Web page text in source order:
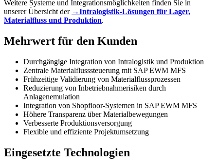
Weitere Systeme und Integrationsmöglichkeiten finden Sie in
unserer Übersicht der →Intralogistik-Lösungen für Lager,
Materialfluss und Produktion.
Mehrwert für den Kunden
Durchgängige Integration von Intralogistik und Produktion
Zentrale Materialflusssteuerung mit SAP EWM MFS
Frühzeitige Validierung von Materialflussprozessen
Reduzierung von Inbetriebnahmerisiken durch
Anlagenemulation
Integration von Shopfloor-Systemen in SAP EWM MFS
Höhere Transparenz über Materialbewegungen
Verbesserte Produktionsversorgung
Flexible und effiziente Projektumsetzung
Eingesetzte Technologien